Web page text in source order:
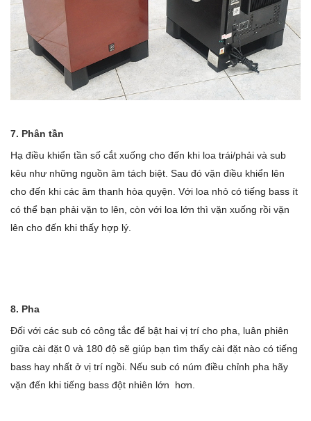
7. Phân tần
Hạ điều khiển tần số cắt xuống cho đến khi loa trái/phải và sub
kêu như những nguồn âm tách biệt. Sau đó vặn điều khiển lên
cho đến khi các âm thanh hòa quyện. Với loa nhỏ có tiếng bass ít
có thể bạn phải vặn to lên, còn với loa lớn thì vặn xuống rồi vặn
lên cho đến khi thấy hợp lý.
8. Pha
Đối với các sub có công tắc để bật hai vị trí cho pha, luân phiên
giữa cài đặt 0 và 180 độ sẽ giúp bạn tìm thấy cài đặt nào có tiếng
bass hay nhất ở vị trí ngồi. Nếu sub có núm điều chỉnh pha hãy
vặn đến khi tiếng bass đột nhiên lớn hơn.